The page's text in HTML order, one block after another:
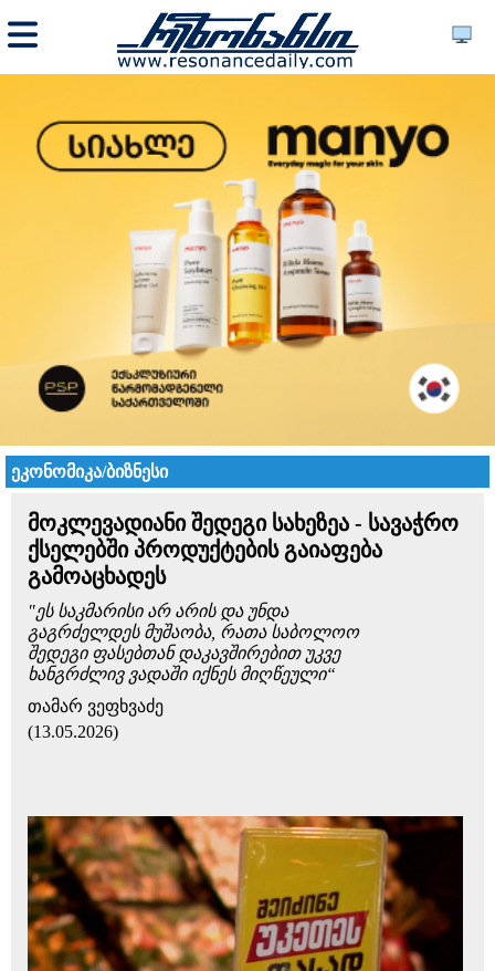
ეკონომიკა/ბიზნესი
მოკლევადიანი შედეგი სახეზეა - სავაჭრო
ქსელებში პროდუქტების გაიაფება
გამოაცხადეს
"ეს საკმარისი არ არის და უნდა
გაგრძელდეს მუშაობა, რათა საბოლოო
შედეგი ფასებთან დაკავშირებით უკვე
ხანგრძლივ ვადაში იქნეს მიღწეული“
თამარ ვეფხვაძე
(13.05.2026)